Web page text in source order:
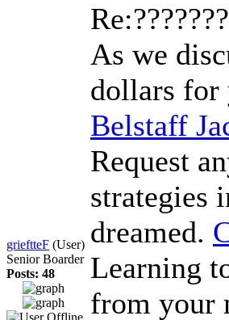
grieftteF (User)
Senior Boarder
Posts: 48
As we
dollars for
Belstaff
Request
strategies
dreamed.
Learning
from your